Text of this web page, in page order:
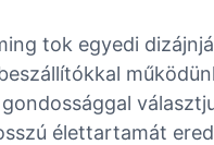
tok egyedi
élettartamát